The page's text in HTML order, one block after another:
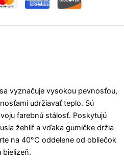
vyznačuje vysokou pevnosťou,
udržiavať teplo. Sú
farebnú stálosť. Poskytujú
žehliť a vďaka gumičke držia
na 40°C oddelene od obliečok
bielizeň.